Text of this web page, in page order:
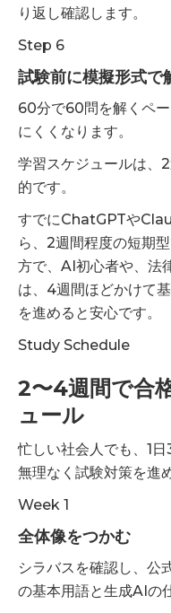
り返し確認します。
Step 6
試験前に模擬形式で
60分で60問を解くペ
にくくなります。
学習スケジュールは、
的です。
すでにChatGPTや
ら、2週間程度の短期
方で、AI初心者や、法
は、4週間ほどかけて
を進めると安心です。
Study Schedule
2〜4週間で合
ュール
忙しい社会人でも、1
無理なく試験対策を進
Week 1
全体像をつかむ
シラバスを確認し、公
の基本用語と生成AIの